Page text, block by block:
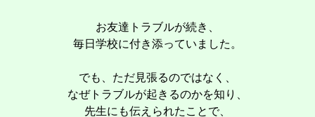
お友達トラブルが続き、
毎日学校に付き添っていました。
でも、ただ見張るのではなく、
なぜトラブルが起きるのかを知り、
先生にも伝えられたことで、